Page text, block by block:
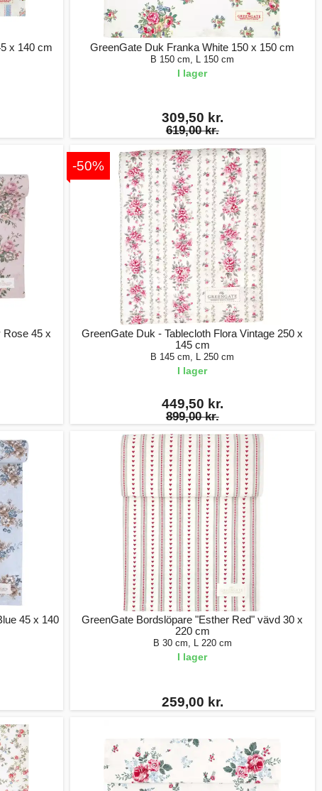
x 140 cm GreenGate Duk Franka White 150 x 150 cm
B 150 cm, L 150 cm
I lager
309,50 kr.
619,00 kr.
Rose 45 x
-50%
GreenGate Duk - Tablecloth Flora Vintage 250 x
145 cm
B 145 cm, L 250 cm
I lager
449,50 kr.
899,00 kr.
45 x 140
GreenGate Bordslöpare "Esther Red" vävd 30 x
220 cm
B 30 cm, L 220 cm
I lager
259,00 kr.